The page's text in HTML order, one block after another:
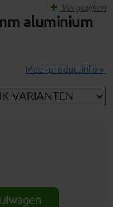
aluminium
Vergelijken
Meer productinfo »